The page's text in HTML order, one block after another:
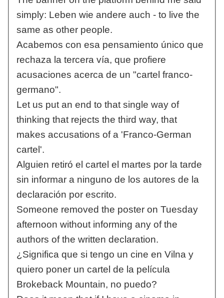
simply: Leben wie andere auch - to live the
same as other people.
Acabemos con esa pensamiento único que
rechaza la tercera vía, que profiere
acusaciones acerca de un "cartel franco-
germano".
Let us put an end to that single way of
thinking that rejects the third way, that
makes accusations of a 'Franco-German
cartel'.
Alguien retiró el cartel el martes por la tarde
sin informar a ninguno de los autores de la
declaración por escrito.
Someone removed the poster on Tuesday
afternoon without informing any of the
authors of the written declaration.
¿Significa que si tengo un cine en Vilna y
quiero poner un cartel de la película
Brokeback Mountain, no puedo?